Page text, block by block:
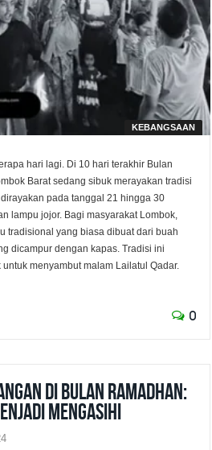
KEBANGSAAN
hari lagi. Di 10 hari terakhir Bulan
Barat sedang sibuk merayakan tradisi
pada tanggal 21 hingga 30
lampu jojor. Bagi masyarakat Lombok,
tradisional yang biasa dibuat dari buah
dicampur dengan kapas. Tradisi ini
menyambut malam Lailatul Qadar.
0
di Bulan Ramadhan:
Mengasihi